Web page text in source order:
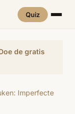
Quiz
de gratis
Imperfecte